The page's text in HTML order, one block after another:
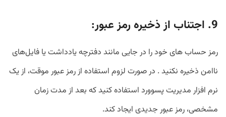
9. اجتناب از ذخیره رمز عبور:
رمز حساب های خود را در جایی مانند دفترچه یادداشت یا فایل‌های
ناامن ذخیره نکنید . در صورت لزوم استفاده از رمز عبور موقت، از یک
نرم افزار مدیریت پسوورد استفاده کنید که بعد از مدت زمان
مشخصی، رمز عبور جدیدی ایجاد کند.